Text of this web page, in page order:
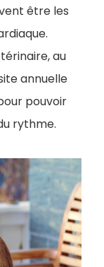
être les
au
annuelle
pouvoir
rythme.